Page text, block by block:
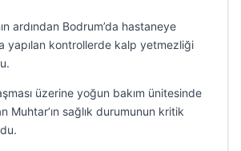
ardından Bodrum’da hastaneye
yapılan kontrollerde kalp yetmezliği
üzerine yoğun bakım ünitesinde
Muhtar’ın sağlık durumunun kritik